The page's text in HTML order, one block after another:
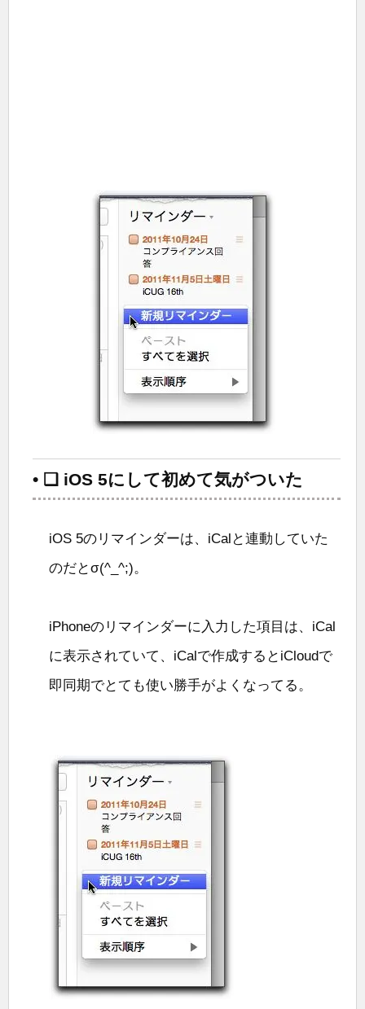
• ❑ iOS 5にして初めて気がついた
iOS 5のリマインダーは、iCalと連動していた
のだとσ(^_^;)。
iPhoneのリマインダーに入力した項目は、iCal
に表示されていて、iCalで作成するとiCloudで
即同期でとても使い勝手がよくなってる。